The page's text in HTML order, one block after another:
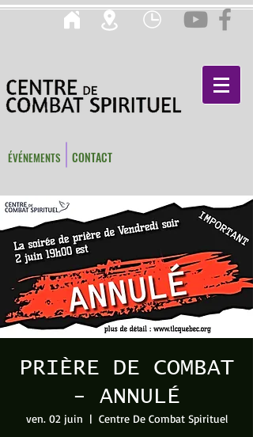
ÉVÉNEMENTS CONTACT
PRIÈRE DE COMBAT
- ANNULÉ
ven. 02 juin
  |
Centre De Combat Spirituel